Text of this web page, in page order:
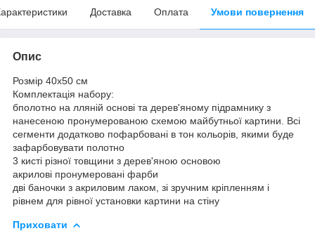
Доставка Оплата Умови повернення
Опис
Розмір 40x50 см
Комплектація набору:
бполотно на лляній основі та дерев'яному підрамнику з
нанесеною пронумерованою схемою майбутньої картини. Всі
сегменти додатково пофарбовані в тон кольорів, якими буде
зафарбовувати полотно
3 кисті різної товщини з дерев'яною основою
акрилові пронумеровані фарби
дві баночки з акриловим лаком, зі зручним кріпленням і
рівнем для рівної установки картини на стіну
Приховати